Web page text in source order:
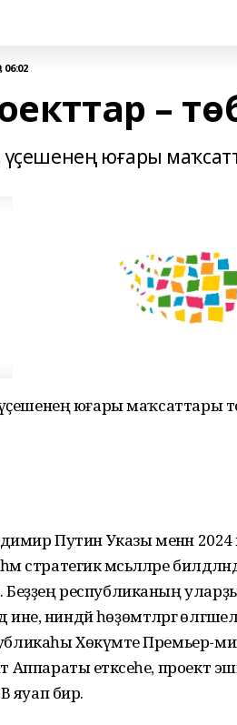
06:02
–
үҫешенең юғары
үҫешенең юғары
Путин Указы менән
мәсьәләләре
республиканың
ине, ниндәй һөҙөмтәләргә
Хөкүмәте Премьер-
етәксеһе, проект
бирә.